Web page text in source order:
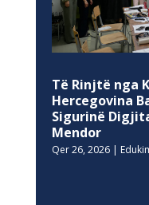
Të Rinjtë nga
Hercegovina
Sigurinë
Mendor
Qer 26, 2026|